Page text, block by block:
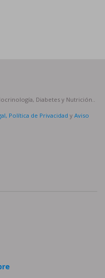
Diabetes y Nutrición..
Política de Privacidad y Aviso